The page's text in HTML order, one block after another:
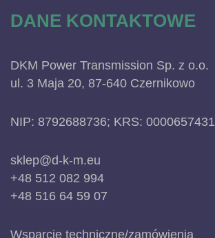
DANE KONTAKTOWE
DKM Power Transmission Sp. z o.o.
ul. 3 Maja 20, 87-640 Czernikowo
NIP: 8792688736; KRS: 0000657431
sklep@d-k-m.eu
+48 512 082 994
+48 516 64 59 07
Wsparcie techniczne/zamówienia